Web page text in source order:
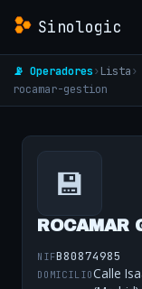
Sinologic
📡 Operadores› Lista›
rocamar-gestion
💾
ROCAMAR
NIFB80874985
DOMICILIOCalle